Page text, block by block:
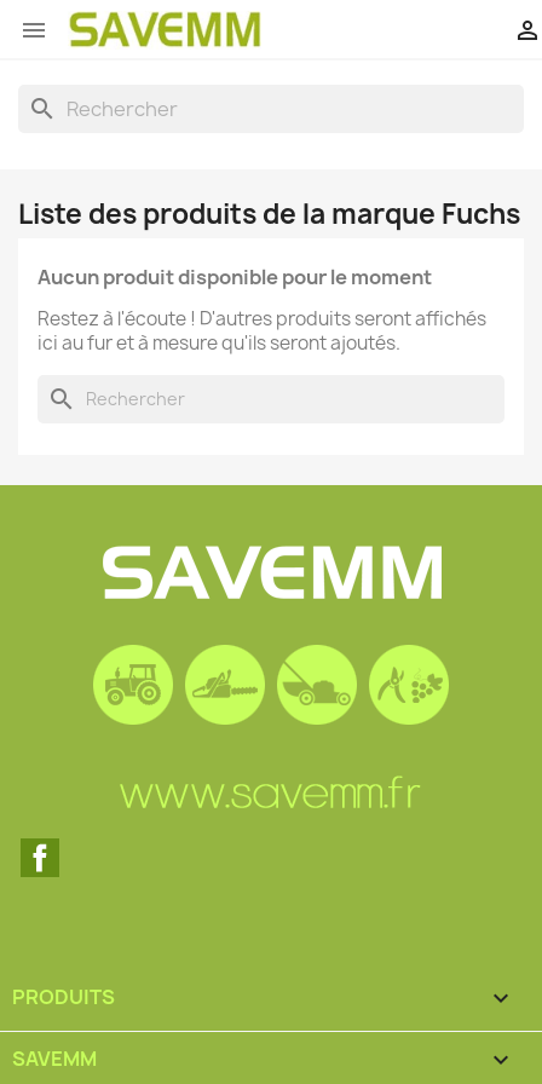
 
search
Liste des produits de la marque Fuchs
Aucun produit disponible pour le moment
Restez à l'écoute ! D'autres produits seront affichés
ici au fur et à mesure qu'ils seront ajoutés.
search
PRODUITS 
SAVEMM 